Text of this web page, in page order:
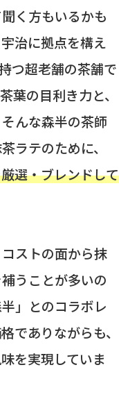
く方もいるかも
治に拠点を構え
つ超老舗の茶舗で
葉の目利き力と、
んな森半の茶師
ラテのために、
選・ブレンドして
ストの面から抹
うことが多いの
」とのコラボレ
でありながらも、
を実現していま